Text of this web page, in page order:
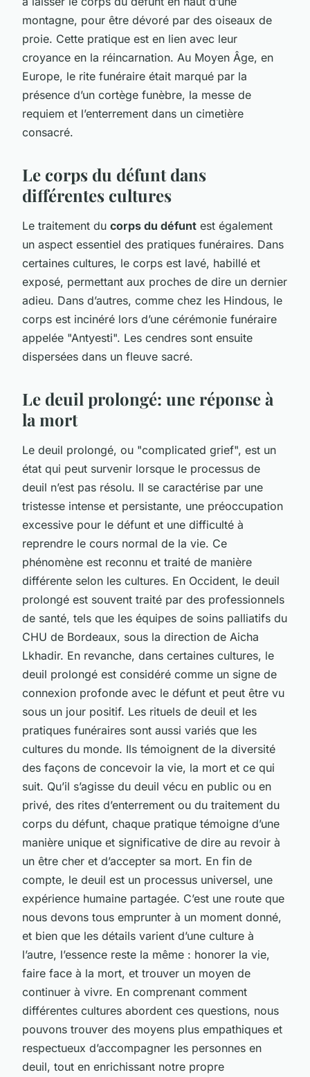
montagne, pour être dévoré par des oiseaux de
proie. Cette pratique est en lien avec leur
croyance en la réincarnation. Au Moyen Âge, en
Europe, le rite funéraire était marqué par la
présence d’un cortège funèbre, la messe de
requiem et l’enterrement dans un cimetière
consacré.
Le corps du défunt dans
différentes cultures
Le traitement du corps du défunt est également
un aspect essentiel des pratiques funéraires. Dans
certaines cultures, le corps est lavé, habillé et
exposé, permettant aux proches de dire un dernier
adieu. Dans d’autres, comme chez les Hindous, le
corps est incinéré lors d’une cérémonie funéraire
appelée "Antyesti". Les cendres sont ensuite
dispersées dans un fleuve sacré.
Le deuil prolongé: une réponse à
la mort
Le deuil prolongé, ou "complicated grief", est un
état qui peut survenir lorsque le processus de
deuil n’est pas résolu. Il se caractérise par une
tristesse intense et persistante, une préoccupation
excessive pour le défunt et une difficulté à
reprendre le cours normal de la vie. Ce
phénomène est reconnu et traité de manière
différente selon les cultures. En Occident, le deuil
prolongé est souvent traité par des professionnels
de santé, tels que les équipes de soins palliatifs du
CHU de Bordeaux, sous la direction de Aicha
Lkhadir. En revanche, dans certaines cultures, le
deuil prolongé est considéré comme un signe de
connexion profonde avec le défunt et peut être vu
sous un jour positif. Les rituels de deuil et les
pratiques funéraires sont aussi variés que les
cultures du monde. Ils témoignent de la diversité
des façons de concevoir la vie, la mort et ce qui
suit. Qu’il s’agisse du deuil vécu en public ou en
privé, des rites d’enterrement ou du traitement du
corps du défunt, chaque pratique témoigne d’une
manière unique et significative de dire au revoir à
un être cher et d’accepter sa mort. En fin de
compte, le deuil est un processus universel, une
expérience humaine partagée. C’est une route que
nous devons tous emprunter à un moment donné,
et bien que les détails varient d’une culture à
l’autre, l’essence reste la même : honorer la vie,
faire face à la mort, et trouver un moyen de
continuer à vivre. En comprenant comment
différentes cultures abordent ces questions, nous
pouvons trouver des moyens plus empathiques et
respectueux d’accompagner les personnes en
deuil, tout en enrichissant notre propre